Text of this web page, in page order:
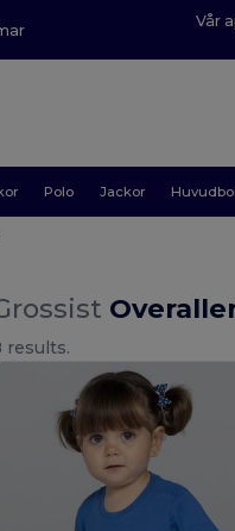
Vår
Polo Jackor
results.